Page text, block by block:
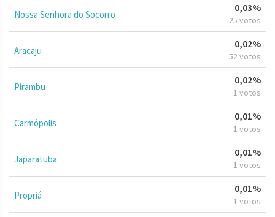
Nossa Senhora do Socorro
0,03%
25 votos
Aracaju
0,02%
52 votos
Pirambu
0,02%
1 votos
Carmópolis
0,01%
1 votos
Japaratuba
0,01%
1 votos
Propriá
0,01%
1 votos